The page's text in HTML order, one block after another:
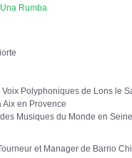
Rumba
Polyphoniques de Lons le
en Provence
Musiques du Monde en
et Manager de Barrio